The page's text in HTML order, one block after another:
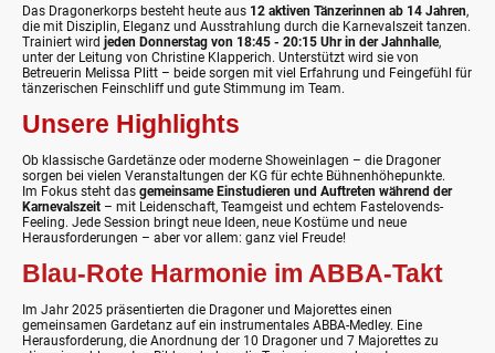
Das Dragonerkorps besteht heute aus 12 aktiven Tänzerinnen ab 14 Jahren,
die mit Disziplin, Eleganz und Ausstrahlung durch die Karnevalszeit tanzen.
Trainiert wird jeden Donnerstag von 18:45 - 20:15 Uhr in der Jahnhalle,
unter der Leitung von Christine Klapperich. Unterstützt wird sie von
Betreuerin Melissa Plitt – beide sorgen mit viel Erfahrung und Feingefühl für
tänzerischen Feinschliff und gute Stimmung im Team.
Unsere Highlights
Ob klassische Gardetänze oder moderne Showeinlagen – die Dragoner
sorgen bei vielen Veranstaltungen der KG für echte Bühnenhöhepunkte.
Im Fokus steht das gemeinsame Einstudieren und Auftreten während der
Karnevalszeit – mit Leidenschaft, Teamgeist und echtem Fastelovends-
Feeling. Jede Session bringt neue Ideen, neue Kostüme und neue
Herausforderungen – aber vor allem: ganz viel Freude!
Blau-Rote Harmonie im ABBA-Takt
Im Jahr 2025 präsentierten die Dragoner und Majorettes einen
gemeinsamen Gardetanz auf ein instrumentales ABBA-Medley. Eine
Herausforderung, die Anordnung der 10 Dragoner und 7 Majorettes zu